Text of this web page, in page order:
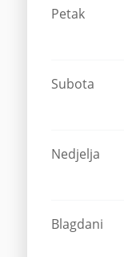
Petak
Subota
Nedjelja
Blagdani